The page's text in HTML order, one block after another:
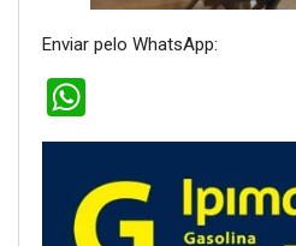
Enviar pelo WhatsApp: